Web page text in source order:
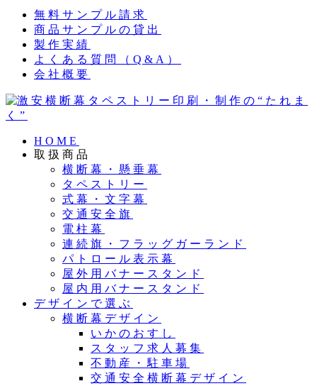
無料サンプル請求
商品サンプルの貸出
製作実績
よくある質問（Q&A）
会社概要
HOME
取扱商品
横断幕・懸垂幕
タペストリー
式幕・文字幕
交通安全旗
電柱幕
連続旗・フラッグガーランド
パトロール表示幕
屋外用バナースタンド
屋内用バナースタンド
デザインで選ぶ
横断幕デザイン
いかのおすし
スタッフ求人募集
不動産・駐車場
交通安全横断幕デザイン